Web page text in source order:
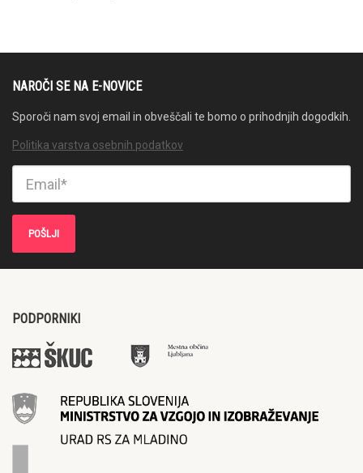
NAROČI SE NA E-NOVICE
Sporoči nam svoj email in obveščali te bomo o prihodnjih dogodkih.
Politika varstva osebnih podatkov
PODPORNIKI